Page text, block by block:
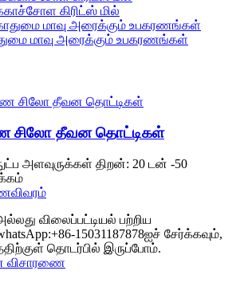
கிரிட்ஸ் மில்
மாவு அரைக்கும் உபகரணங்கள்
தீவன தொட்டிகள்
அளவுருக்கள் திறன்: 20 டன் -50
விவரம்
விலைப்பட்டியல் பற்றிய
15031187878ஐச் சேர்க்கவும்,
தொடர்பில் இருப்போம்.
விசாரணை